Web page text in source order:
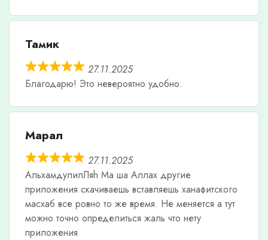
Тамик
27.11.2025
Благодарю! Это невероятно удобно.
Марал
27.11.2025
АльхамдулилЛяh Ма ша Аллах другие
приложения скачиваешь вставляешь ханафитского
масхаб все ровно то же время. Не меняется а тут
можно точно определиться жаль что нету
приложения